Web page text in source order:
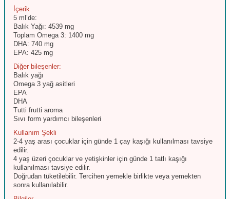
İçerik
5 ml’de:
Balık Yağı: 4539 mg
Toplam Omega 3: 1400 mg
DHA: 740 mg
EPA: 425 mg
Diğer bileşenler:
Balık yağı
Omega 3 yağ asitleri
EPA
DHA
Tutti frutti aroma
Sıvı form yardımcı bileşenleri
Kullanım Şekli
2-4 yaş arası çocuklar için günde 1 çay kaşığı kullanılması tavsiye
edilir.
4 yaş üzeri çocuklar ve yetişkinler için günde 1 tatlı kaşığı
kullanılması tavsiye edilir.
Doğrudan tüketilebilir. Tercihen yemekle birlikte veya yemekten
sonra kullanılabilir.